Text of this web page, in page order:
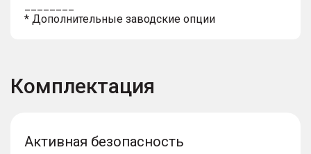
* Дополнительные заводские опции
Комплектация
Активная безопасность